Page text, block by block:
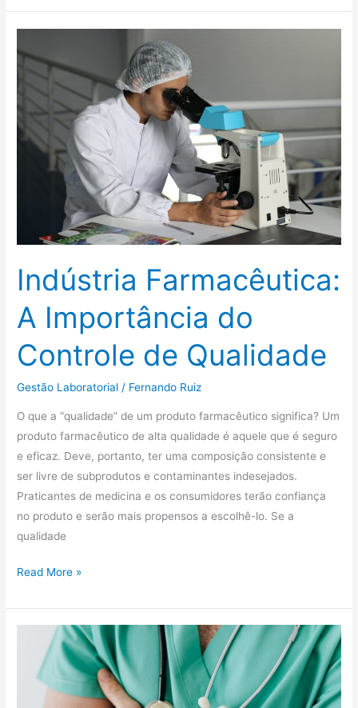
Indústria Farmacêutica:
A Importância do
Controle de Qualidade
Gestão Laboratorial / Fernando Ruiz
O que a “qualidade” de um produto farmacêutico significa? Um
produto farmacêutico de alta qualidade é aquele que é seguro
e eficaz. Deve, portanto, ter uma composição consistente e
ser livre de subprodutos e contaminantes indesejados.
Praticantes de medicina e os consumidores terão confiança
no produto e serão mais propensos a escolhê-lo. Se a
qualidade
Farmacêutica:
Importância
Controle
Qualidade
Read More »
Multidisciplinar
Hospitalar: